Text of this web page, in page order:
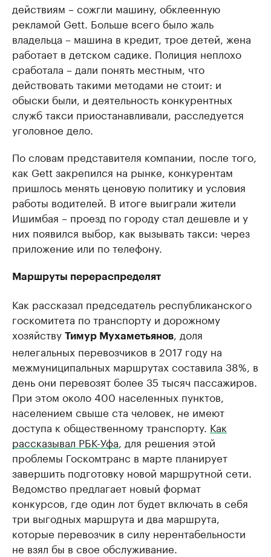
действиям – сожгли машину, обклеенную
рекламой Gett. Больше всего было жаль
владельца – машина в кредит, трое детей, жена
работает в детском садике. Полиция неплохо
сработала – дали понять местным, что
действовать такими методами не стоит: и
обыски были, и деятельность конкурентных
служб такси приостанавливали, расследуется
уголовное дело.
По словам представителя компании, после того,
как Gett закрепился на рынке, конкурентам
пришлось менять ценовую политику и условия
работы водителей. В итоге выиграли жители
Ишимбая – проезд по городу стал дешевле и у
них появился выбор, как вызывать такси: через
приложение или по телефону.
Маршруты перераспределят
Как рассказал председатель республиканского
госкомитета по транспорту и дорожному
хозяйству Тимур Мухаметьянов, доля
нелегальных перевозчиков в 2017 году на
межмуниципальных маршрутах составила 38%, в
день они перевозят более 35 тысяч пассажиров.
При этом около 400 населенных пунктов,
населением свыше ста человек, не имеют
доступа к общественному транспорту. Как
рассказывал РБК-Уфа, для решения этой
проблемы Госкомтранс в марте планирует
завершить подготовку новой маршрутной сети.
Ведомство предлагает новый формат
конкурсов, где один лот будет включать в себя
три выгодных маршрута и два маршрута,
которые перевозчик в силу нерентабельности
не взял бы в свое обслуживание.